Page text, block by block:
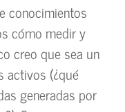
conocimientos
cómo medir y
creo que sea un
activos (¿qué
generadas por